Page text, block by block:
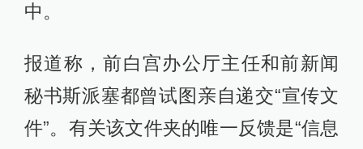
中。
报道称，前白宫办公厅主任和前新闻
秘书斯派塞都曾试图亲自递交“宣传文
件”。有关该文件夹的唯一反馈是“信息